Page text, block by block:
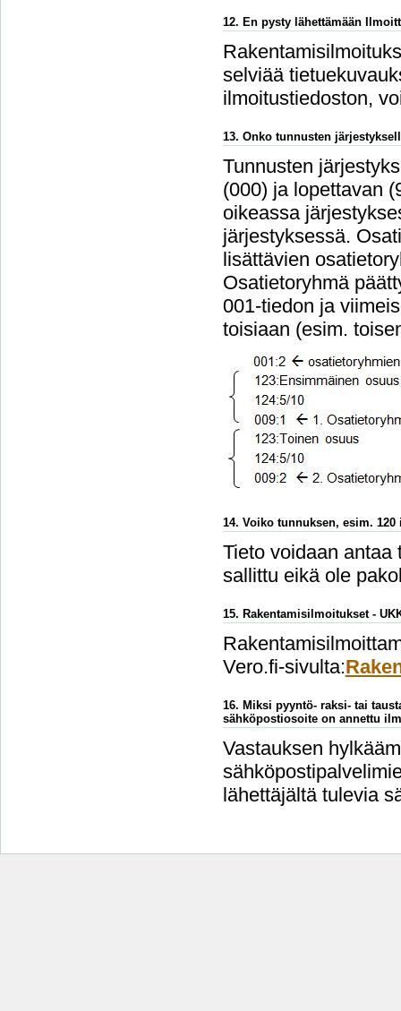
12. En pysty lähettämään
selviää
ilmoitustiedoston,
13. Onko tunnusten
Tunnusten
(000) ja lopettavan
oikeassa
järjestyksessä.
lisättävien
Osatietoryhmä
001-tiedon ja
toisiaan (esim.
14. Voiko tunnuksen, esim.
Tieto voidaan
sallittu eikä ole
15. Rakentamisilmoitukset -
Vero.fi-sivulta:
16. Miksi pyyntö- raksi- tai
sähköpostiosoite on annettu
Vastauksen
lähettäjältä tulevia